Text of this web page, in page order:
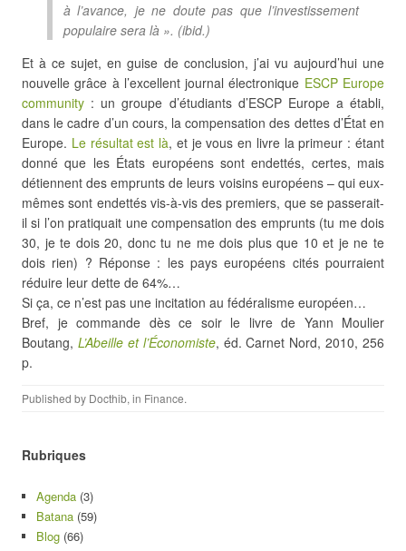
à l’avance, je ne doute pas que l’investissement
populaire sera là ». (ibid.)
Et à ce sujet, en guise de conclusion, j’ai vu aujourd’hui une
nouvelle grâce à l’excellent journal électronique ESCP Europe
community : un groupe d’étudiants d’ESCP Europe a établi,
dans le cadre d’un cours, la compensation des dettes d’État en
Europe. Le résultat est là, et je vous en livre la primeur : étant
donné que les États européens sont endettés, certes, mais
détiennent des emprunts de leurs voisins européens – qui eux-
mêmes sont endettés vis-à-vis des premiers, que se passerait-
il si l’on pratiquait une compensation des emprunts (tu me dois
30, je te dois 20, donc tu ne me dois plus que 10 et je ne te
dois rien) ? Réponse : les pays européens cités pourraient
réduire leur dette de 64%…
Si ça, ce n’est pas une incitation au fédéralisme européen…
Bref, je commande dès ce soir le livre de Yann Moulier
Boutang, L’Abeille et l’Économiste, éd. Carnet Nord, 2010, 256
p.
Published by Docthib, in Finance.
Rubriques
Agenda (3)
Batana (59)
Blog (66)